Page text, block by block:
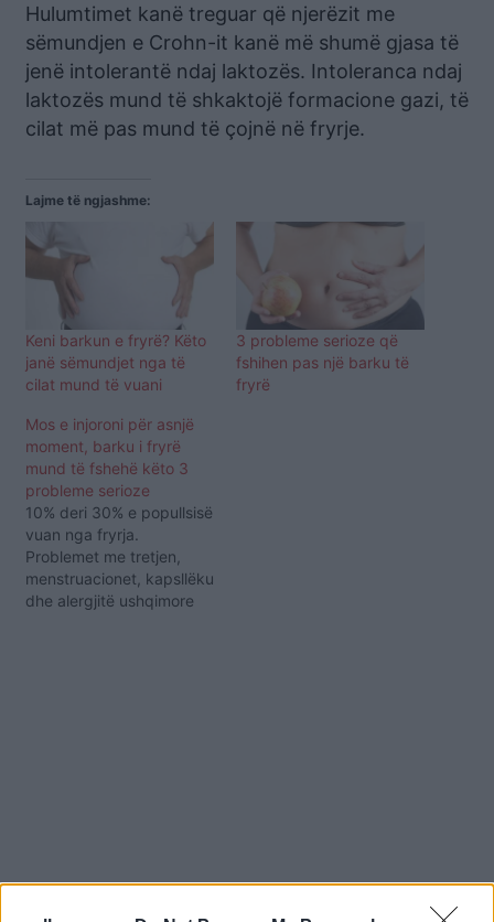
Hulumtimet kanë treguar që njerëzit me
sëmundjen e Crohn-it kanë më shumë gjasa të
jenë intolerantë ndaj laktozës. Intoleranca ndaj
laktozës mund të shkaktojë formacione gazi, të
cilat më pas mund të çojnë në fryrje.
Lajme të ngjashme:
Keni barkun e fryrë? Këto
janë sëmundjet nga të
cilat mund të vuani
3 probleme serioze që
fshihen pas një barku të
fryrë
Mos e injoroni për asnjë
moment, barku i fryrë
mund të fshehë këto 3
probleme serioze
10% deri 30% e popullsisë
vuan nga fryrja.
Problemet me tretjen,
menstruacionet, kapsllëku
dhe alergjitë ushqimore